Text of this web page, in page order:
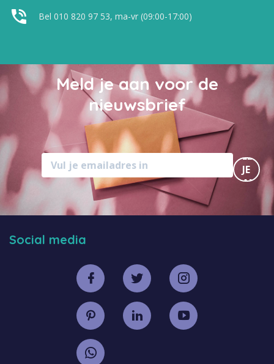
Bel 010 820 97 53, ma-vr (09:00-17:00)
Meld je aan voor de
nieuwsbrief
MELD
JE
AAN
Social media